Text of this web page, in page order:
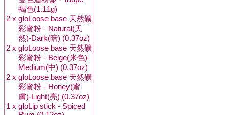
褐色(1.11g)
2 x gloLoose base 天然礦
彩蜜粉 - Natural(天
然)-Dark(暗) (0.37oz)
2 x gloLoose base 天然礦
彩蜜粉 - Beige(米色)-
Medium(中) (0.37oz)
2 x gloLoose base 天然礦
彩蜜粉 - Honey(蜜
膚)-Light(亮) (0.37oz)
1 x gloLip stick - Spiced